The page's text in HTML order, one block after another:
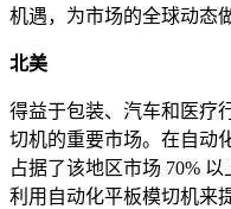
机遇，为市场的全球动态
北美
得益于包装、汽车和医疗
切机的重要市场。在自动
占据了该地区市场 70%
利用自动化平板模切机来